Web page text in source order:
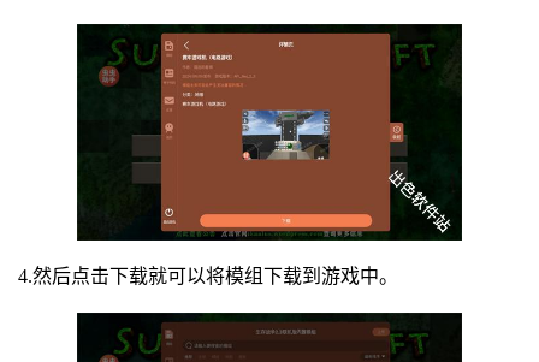
4.然后点击下载就可以将模组下载到游戏中。